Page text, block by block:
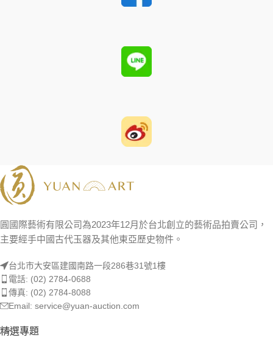
圓國際藝術有限公司為2023年12月於台北創立的藝術品拍賣公司，
主要經手中國古代玉器及其他東亞歷史物件。
台北市大安區建國南路一段286巷31號1樓
電話: (02) 2784-0688
傳真: (02) 2784-8088
Email: service@yuan-auction.com
精選專題